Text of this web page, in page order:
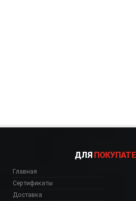
ДЛЯ
Главная
Сертификаты
Доставка